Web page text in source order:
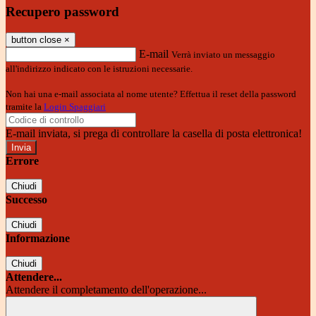
Recupero password
button close ×
E-mail Verrà inviato un messaggio
all'indirizzo indicato con le istruzioni necessarie.
Non hai una e-mail associata al nome utente? Effettua il reset della password
tramite la Login Spaggiari
E-mail inviata, si prega di controllare la casella di posta elettronica!
Errore
Chiudi
Successo
Chiudi
Informazione
Chiudi
Attendere...
Attendere il completamento dell'operazione...